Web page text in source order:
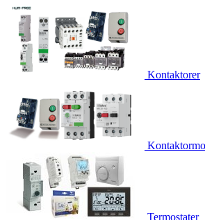
Kontaktorer
Termostater